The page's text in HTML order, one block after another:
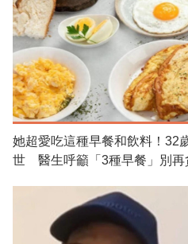
她超愛吃這種早餐和飲料！32
世 醫生呼籲「3種早餐」別再